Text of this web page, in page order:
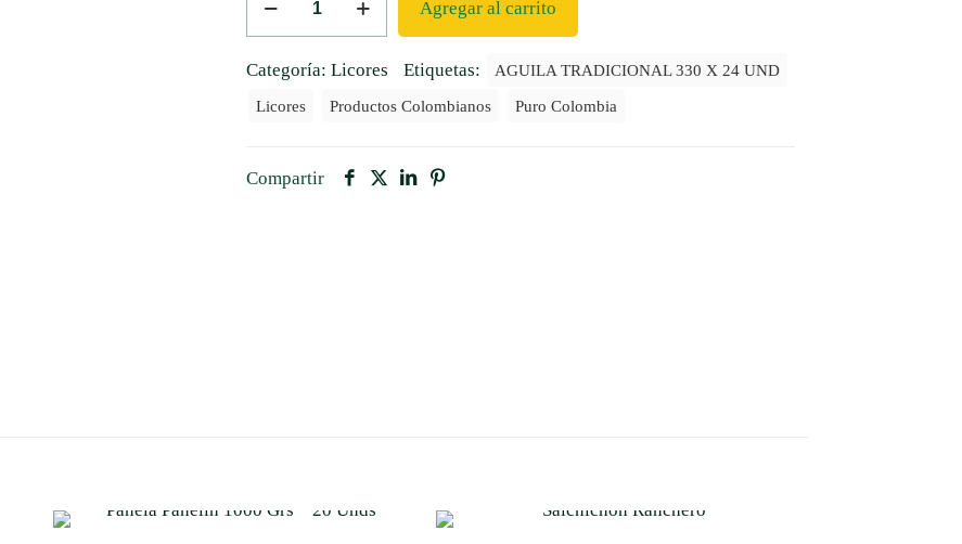
X
24
cantidad
Agregar al carrito
Categoría: Licores Etiquetas:
AGUILA TRADICIONAL 330 X 24 UND
Licores
Productos Colombianos Puro Colombia
Compartir